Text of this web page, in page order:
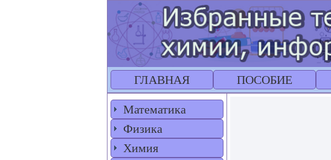
ГЛАВНАЯ ПОСОБИЕ
Математика
Физика
Химия